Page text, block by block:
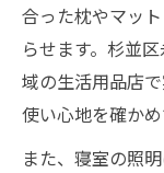
夜泣きを放
夜泣き
絶対に
合った枕やマッ
らせます。杉並
域の生活用品店
使い心地を確か
また、寝室の照